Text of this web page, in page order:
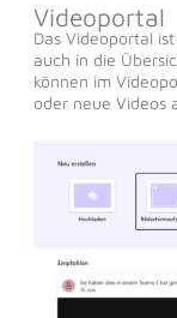
Videoportal
Das Videoportal
auch in die
können im
oder neue Videos